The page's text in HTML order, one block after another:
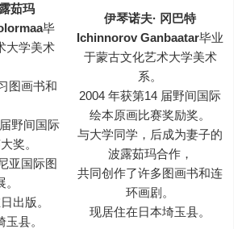
茹玛
毕
大学美术
图画书和
野间国际
奖。
亚国际图
出版。
县。
伊琴诺夫· 冈巴特
Ichinnorov Ganbaatar毕业
于蒙古文化艺术大学美术
系。
2004 年获第14 届野间国际
绘本原画比赛奖励奖。
与大学同学，后成为妻子的
波露茹玛合作，
共同创作了许多图画书和连
环画剧。
现居住在日本埼玉县。